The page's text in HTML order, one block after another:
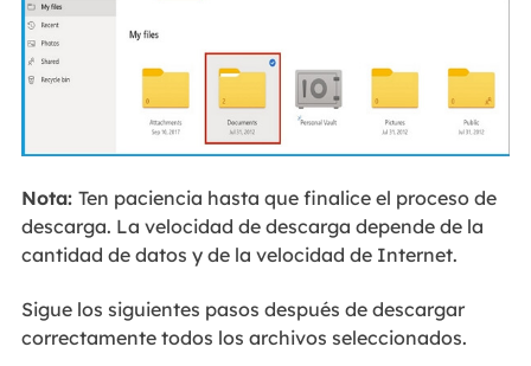
Nota: Ten paciencia hasta que finalice el proceso de
descarga. La velocidad de descarga depende de la
cantidad de datos y de la velocidad de Internet.
Sigue los siguientes pasos después de descargar
correctamente todos los archivos seleccionados.